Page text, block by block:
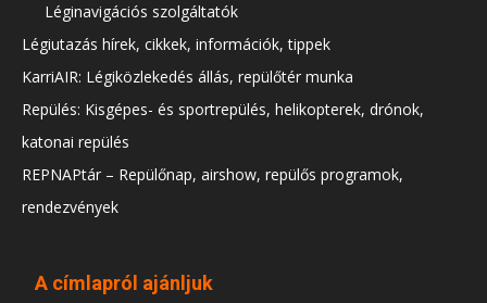
Léginavigációs szolgáltatók
Légiutazás hírek, cikkek, információk, tippek
KarriAIR: Légiközlekedés állás, repülőtér munka
Repülés: Kisgépes- és sportrepülés, helikopterek, drónok,
katonai repülés
REPNAPtár – Repülőnap, airshow, repülős programok,
rendezvények
A címlapról ajánljuk